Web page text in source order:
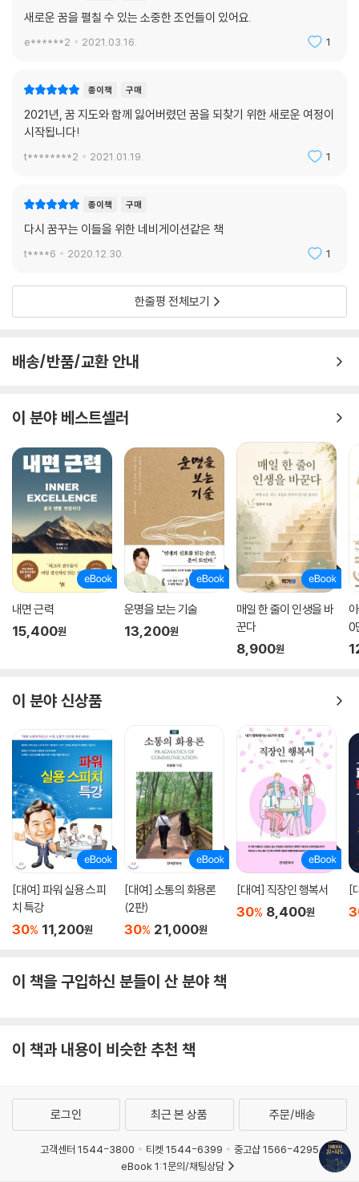
새로운 꿈을 펼칠 수 있는 소중한 조언들이 있어요.
e******2 2021.03.16. 1
종이책 구매
2021년, 꿈 지도와 함께 잃어버렸던 꿈을 되찾기 위한 새로운 여정이
시작됩니다!
t********2 2021.01.19. 1
종이책 구매
다시 꿈꾸는 이들을 위한 네비게이션같은 책
t****6 2020.12.30. 1
한줄평 전체보기
배송/반품/교환 안내
이 분야 베스트셀러
내면 근력
15,400원
운명을 보는 기술
13,200원
매일 한 줄이 인생을 바
꾼다
8,900원
0
이 분야 신상품
[대여] 파워 실용 스피
치 특강
30% 11,200원
[대여] 소통의 화용론
(2판)
30% 21,000원
[대여] 직장인 행복서
30% 8,400원
[
이 책을 구입하신 분들이 산 분야 책
이 책과 내용이 비슷한 추천 책
로그인 최근 본 상품 주문/배송
고객센터 1544-3800 티켓 1544-6399
중고샵 1566-4295
eBook 1:1문의/채팅상담